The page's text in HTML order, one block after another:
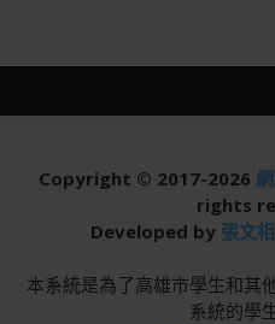
Copyright © 2017-2026
rights
Developed by 張文
本系統是為了高雄市學生和其
系統的學